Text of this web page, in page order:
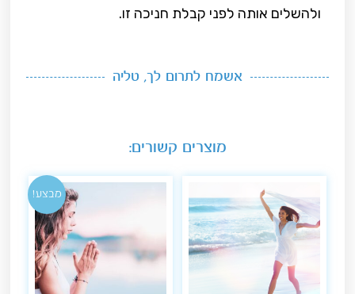
ולהשלים אותה לפני קבלת חניכה זו.
אשמח לתרום לך, טליה
מוצרים קשורים:
מבצע!